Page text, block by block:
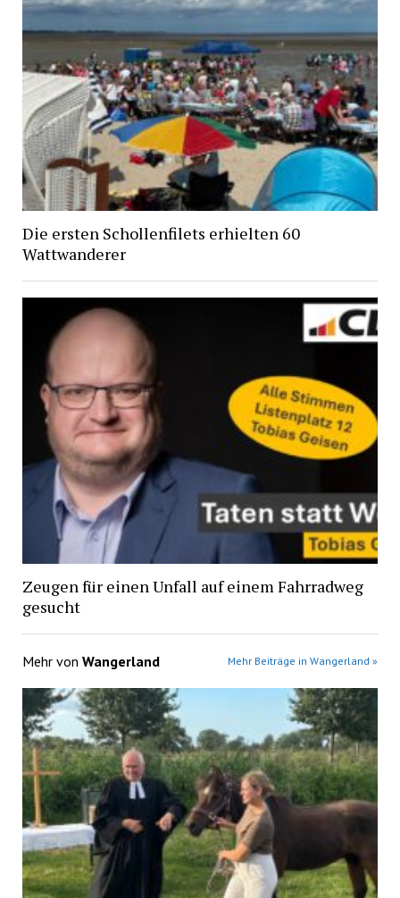
Die ersten Schollenfilets erhielten 60
Wattwanderer
Zeugen für einen Unfall auf einem Fahrradweg
gesucht
Mehr von Wangerland Mehr Beiträge in Wangerland »